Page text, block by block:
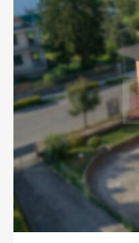
Tipo contratto: